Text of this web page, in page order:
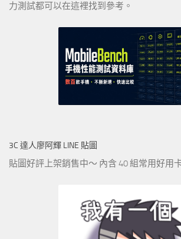
力測試都可以在這裡找到參考。
3C 達人廖阿輝 LINE 貼圖
貼圖好評上架銷售中～ 內含 40 組常用好用